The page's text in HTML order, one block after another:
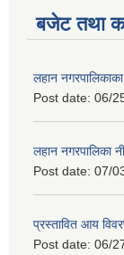
बजेट तथा
लहान
Post date: 06/
लहान नगरपालिका
Post date: 07/
प्रस्तावित आय
Post date: 06/